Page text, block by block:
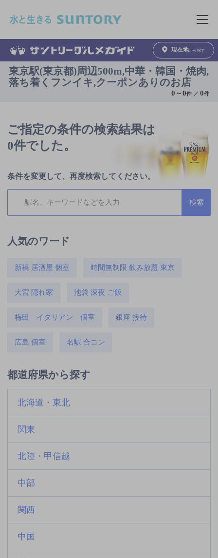
メニュ
現在地から探す
東京駅(東京都)周辺500m,中華・韓国・焼肉,
落ち着くフンイキ,クーポンありのお店
0 ～0件 ／0件
ご指定の条件の検索結果は
0件でした。
条件を変更して、再度検索してください。
人気のワード
新橋 居酒屋 個室 時間無制限 飲み放題 東京
大宮 隠れ家 池袋 深夜 ご飯
梅田 イタリアン 個室 銀座 接待
広島 個室 名駅 合コン
都道府県から探す
北海道・東北
関東
北陸・甲信越
中部
関西
中国